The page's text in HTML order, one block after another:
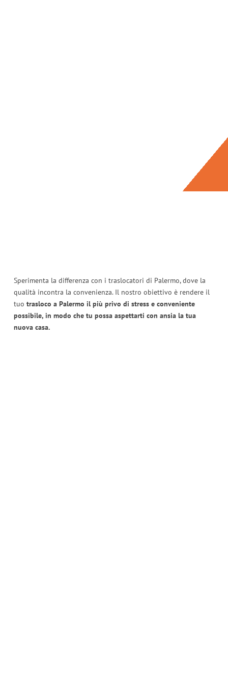
Sperimenta la differenza con i traslocatori di Palermo, dove la
qualità incontra la convenienza. Il nostro obiettivo è rendere il
tuo trasloco a Palermo il più privo di stress e conveniente
possibile, in modo che tu possa aspettarti con ansia la tua
nuova casa.